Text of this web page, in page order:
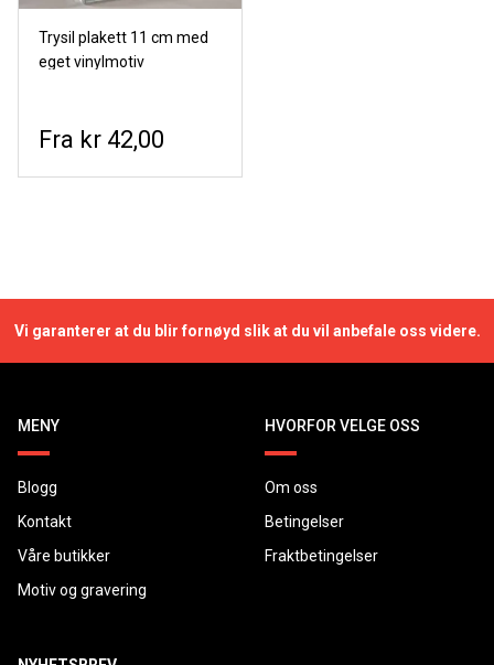
Trysil plakett 11 cm med
eget vinylmotiv
kr 42,00
Vi garanterer at du blir fornøyd slik at du vil anbefale oss videre.
MENY
Blogg
Kontakt
Våre butikker
Motiv og gravering
HVORFOR VELGE OSS
Om oss
Betingelser
Fraktbetingelser